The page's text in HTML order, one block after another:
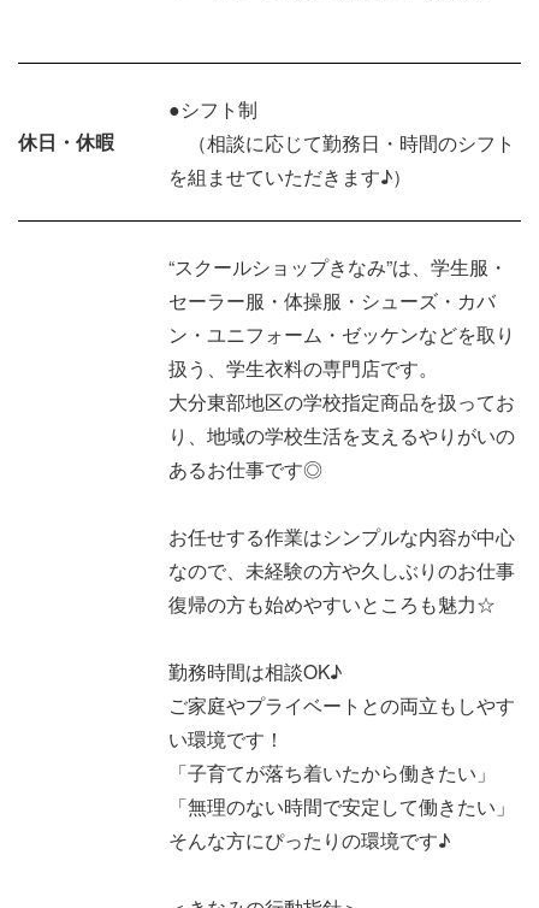
休日・休暇
●シフト制
（相談に応じて勤務日・時間のシフト
を組ませていただきます♪）
“スクールショップきなみ”は、学生服・
セーラー服・体操服・シューズ・カバ
ン・ユニフォーム・ゼッケンなどを取り
扱う、学生衣料の専門店です。
大分東部地区の学校指定商品を扱ってお
り、地域の学校生活を支えるやりがいの
あるお仕事です◎
お任せする作業はシンプルな内容が中心
なので、未経験の方や久しぶりのお仕事
復帰の方も始めやすいところも魅力☆
勤務時間は相談OK♪
ご家庭やプライベートとの両立もしやす
い環境です！
「子育てが落ち着いたから働きたい」
「無理のない時間で安定して働きたい」
そんな方にぴったりの環境です♪